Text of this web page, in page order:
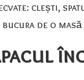
clești,
de o